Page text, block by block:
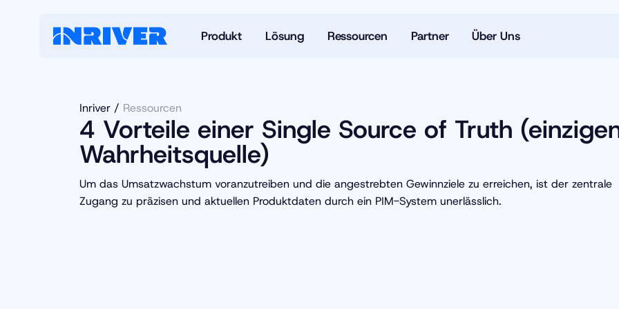
Produkt Lösung Ressourcen Partner Über Uns
Inriver Ressourcen
4 Vorteile einer Single Source of Truth
Wahrheitsquelle)
Um das Umsatzwachstum voranzutreiben und die angestrebten Gewinnziele zu erreichen, ist der zentrale
Zugang zu präzisen und aktuellen Produktdaten durch ein PIM-System unerlässlich.